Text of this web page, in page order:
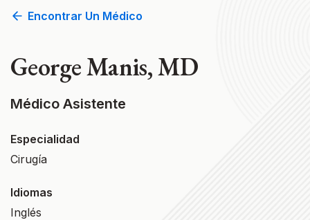
Encontrar Un Médico
George Manis, MD
Médico Asistente
Especialidad
Cirugía
Idiomas
Inglés